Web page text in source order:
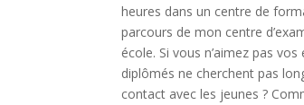
heures dans un centre de
parcours de mon centre
école. Si vous n’aimez pas
diplômés ne cherchent pas
contact avec les jeunes ?